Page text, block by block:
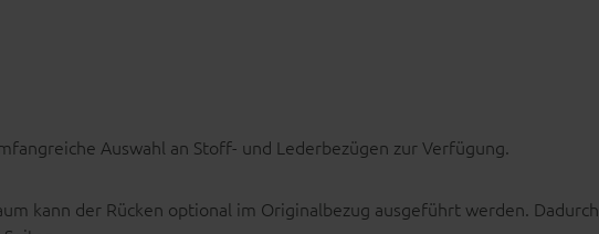
Auswahl an Stoff- und Lederbezügen zur Verfügung.
kann der Rücken optional im Originalbezug ausgeführt werden. Dadurch